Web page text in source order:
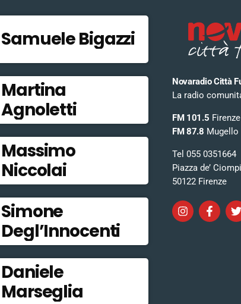
Samuele Bigazzi
Martina
Agnoletti
Massimo
Niccolai
Simone
Degl’Innocenti
Daniele
Marseglia
Novaradio Città
La radio
FM 101.5
FM 87.8 Mugello
Tel 055 0351664
Piazza de’
50122 Firenze